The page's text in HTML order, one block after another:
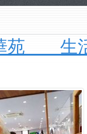
苑 生